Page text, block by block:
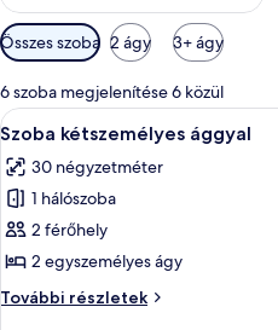
Szobákhoz
rendelkezésre
álló
szűrők
Összes szoba 2 ágy 3+ ágy
6 szoba megjelenítése 6 közül
A
következő
szoba
összes
képének
megtekintése:
Szoba
kétszemélyes
8
Szoba kétszemélyes ággyal
30 négyzetméter
1 hálószoba
2 férőhely
2 egyszemélyes ágy
További részletek
Szoba